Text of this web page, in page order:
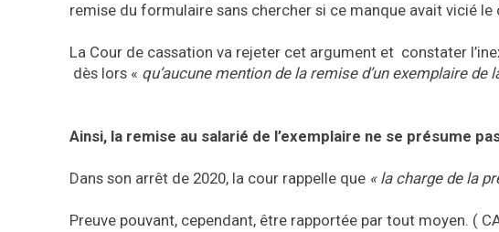
remise du formulaire sans chercher si ce manque avait vicié
La Cour de cassation va rejeter cet argument et constater
dès lors « qu’aucune mention de la remise d’un exemplaire
Ainsi, la remise au salarié de l’exemplaire ne se présume
Dans son arrêt de 2020, la cour rappelle que « la charge de la
Preuve pouvant, cependant, être rapportée par tout moyen. (